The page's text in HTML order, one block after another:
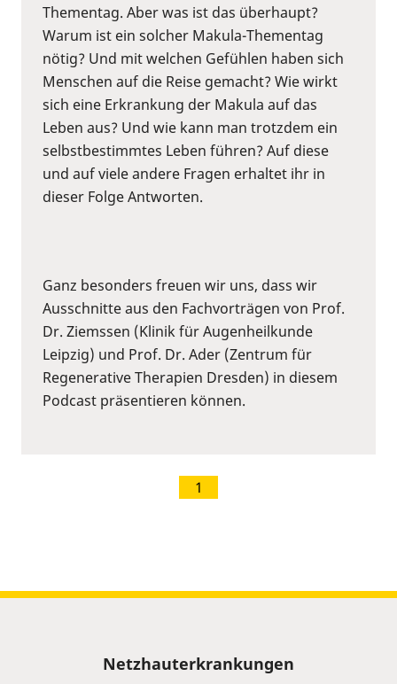
Thementag. Aber was ist das überhaupt?
Warum ist ein solcher Makula-Thementag
nötig? Und mit welchen Gefühlen haben sich
Menschen auf die Reise gemacht? Wie wirkt
sich eine Erkrankung der Makula auf das
Leben aus? Und wie kann man trotzdem ein
selbstbestimmtes Leben führen? Auf diese
und auf viele andere Fragen erhaltet ihr in
dieser Folge Antworten.
Ganz besonders freuen wir uns, dass wir
Ausschnitte aus den Fachvorträgen von Prof.
Dr. Ziemssen (Klinik für Augenheilkunde
Leipzig) und Prof. Dr. Ader (Zentrum für
Regenerative Therapien Dresden) in diesem
Podcast präsentieren können.
1
Netzhauterkrankungen